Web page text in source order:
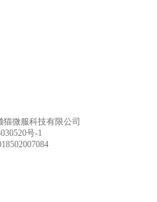
猫微服科技有限公司
号-1